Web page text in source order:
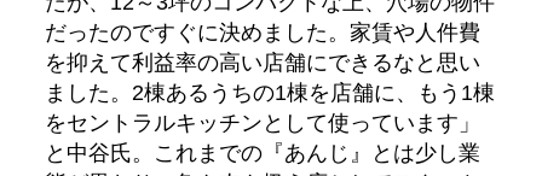
だったのですぐに決めました。家賃や人件費
を抑えて利益率の高い店舗にできるなと思い
ました。2棟あるうちの1棟を店舗に、もう1棟
をセントラルキッチンとして使っています」
と中谷氏。これまでの『あんじ』とは少し業